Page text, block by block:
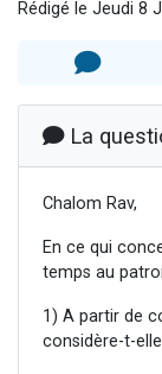
Rédigé le Jeudi 8
La
Chalom Rav,
En ce qui
temps au
1) A partir de
considère-t-